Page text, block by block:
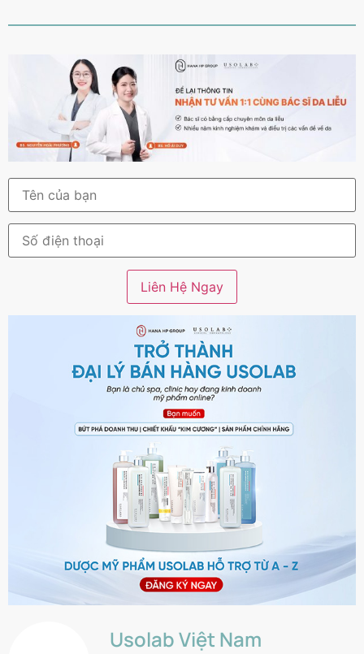
Usolab Việt Nam